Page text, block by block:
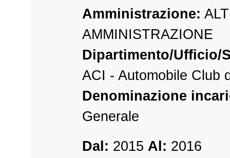
Amministrazione:
AMMINISTRAZIONE
Dipartimento/Ufficio/
ACI - Automobile Club
Denominazione
Generale
Dal: 2015 Al: 2016